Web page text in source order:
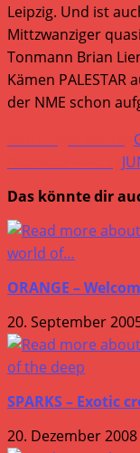
Leipzig. Und ist
Mittzwanziger
Tonmann Brian
Kämen
der NME schon
Weitere
Artikel
ansehen
Das könnte dir
ORANGE –
20. September
SPARKS – Exotic
20. Dezember 2008